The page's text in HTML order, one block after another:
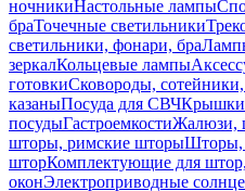
ночникиНастольные лампы
браТочечные светильники
светильники, фонари, бра
зеркалКольцевые лампы
готовкиСковороды,
казаныПосуда для СВЧКрышки
посудыГастроемкостиЖалюзи,
шторы, римские шторыШторы,
шторКомплектующие для
оконЭлектроприводные